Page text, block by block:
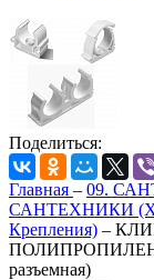
Поделиться:
Главная – 09.
САНТЕХНИКИ
Крепления) –
разъемная)